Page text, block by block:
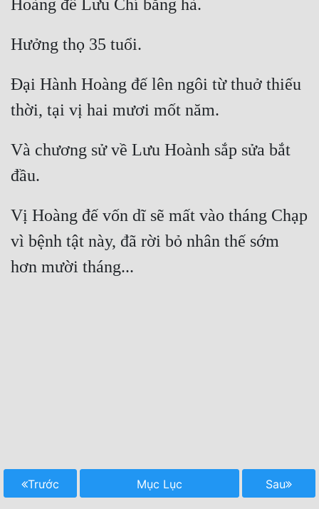
Đại Hành Hoàng đế lên ngôi từ thuở thiếu
Và chương sử về Lưu Hoành sắp sửa bắt
Vị Hoàng đế vốn dĩ sẽ mất vào tháng Chạp
vì bệnh tật này, đã rời bỏ nhân thế sớm
Trước Mục Lục Sau